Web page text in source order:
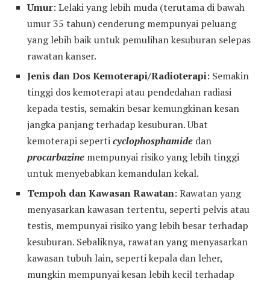
Umur: Lelaki yang lebih muda (terutama di bawah
umur 35 tahun) cenderung mempunyai peluang
yang lebih baik untuk pemulihan kesuburan selepas
rawatan kanser.
Jenis dan Dos Kemoterapi/Radioterapi: Semakin
tinggi dos kemoterapi atau pendedahan radiasi
kepada testis, semakin besar kemungkinan kesan
jangka panjang terhadap kesuburan. Ubat
kemoterapi seperticyclophosphamide dan
procarbazine mempunyai risiko yang lebih tinggi
untuk menyebabkan kemandulan kekal.
Tempoh dan Kawasan Rawatan: Rawatan yang
menyasarkan kawasan tertentu, seperti pelvis atau
testis, mempunyai risiko yang lebih besar terhadap
kesuburan. Sebaliknya, rawatan yang menyasarkan
kawasan tubuh lain, seperti kepala dan leher,
mungkin mempunyai kesan lebih kecil terhadap